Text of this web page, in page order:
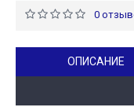
0
ОПИСАНИЕ